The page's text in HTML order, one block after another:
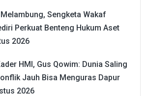
Sengketa Wakaf
Perkuat Benteng Hukum Aset
2026
HMI, Gus Qowim: Dunia Saling
Jauh Bisa Menguras Dapur
2026